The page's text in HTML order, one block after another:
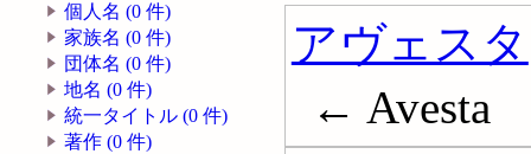
個人名 (0 件)
家族名 (0 件)
団体名 (0 件)
地名 (0 件)
統一タイトル (0 件)
著作 (0 件)
アヴェスタ
← Avesta